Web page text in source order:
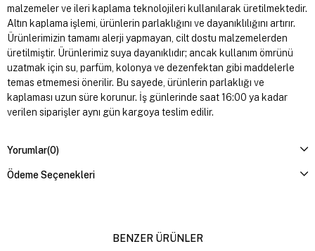
malzemeler ve ileri kaplama teknolojileri kullanılarak üretilmektedir.
Altın kaplama işlemi, ürünlerin parlaklığını ve dayanıklılığını artırır.
Ürünlerimizin tamamı alerji yapmayan, cilt dostu malzemelerden
üretilmiştir. Ürünlerimiz suya dayanıklıdır; ancak kullanım ömrünü
uzatmak için su, parfüm, kolonya ve dezenfektan gibi maddelerle
temas etmemesi önerilir. Bu sayede, ürünlerin parlaklığı ve
kaplaması uzun süre korunur. İş günlerinde saat 16:00 ya kadar
verilen siparişler aynı gün kargoya teslim edilir.
Yorumlar(0)
Ödeme Seçenekleri
BENZER ÜRÜNLER